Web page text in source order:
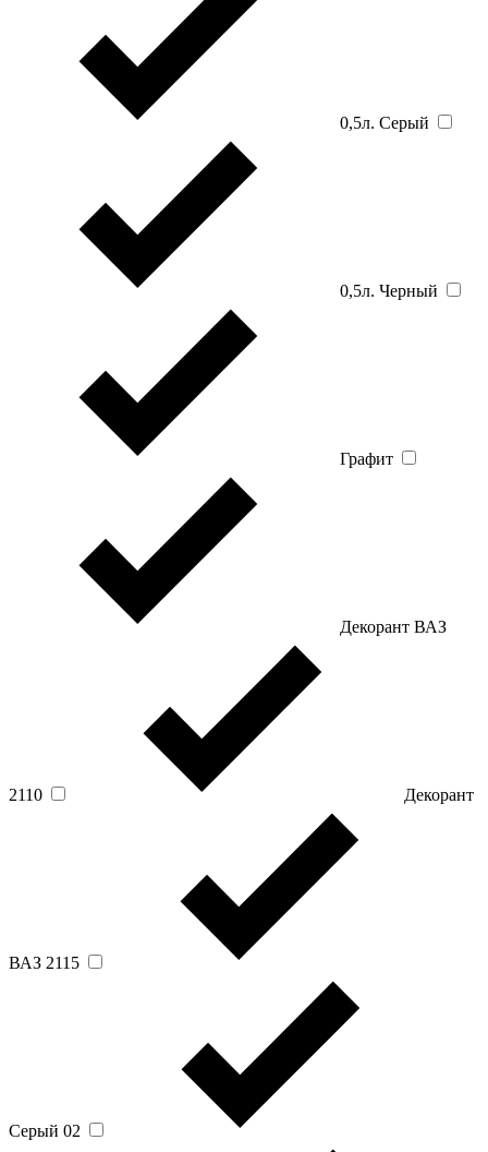
0,5л. Серый
0,5л. Черный
Графит
Декорант ВАЗ
2110 Декорант
ВАЗ 2115
Серый 02